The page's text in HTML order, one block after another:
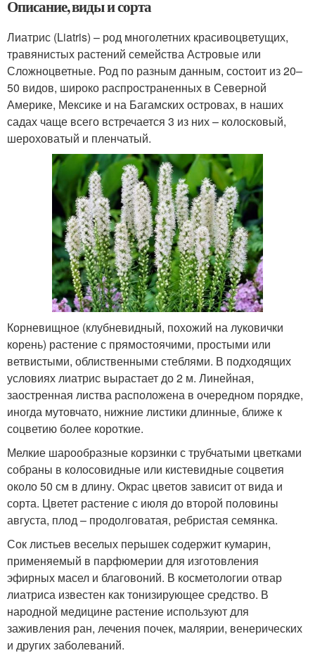
Описание, виды и сорта
Лиатрис (Liatris) – род многолетних красивоцветущих,
травянистых растений семейства Астровые или
Сложноцветные. Род по разным данным, состоит из 20–
50 видов, широко распространенных в Северной
Америке, Мексике и на Багамских островах, в наших
садах чаще всего встречается 3 из них – колосковый,
шероховатый и пленчатый.
Корневищное (клубневидный, похожий на луковички
корень) растение с прямостоячими, простыми или
ветвистыми, облиственными стеблями. В подходящих
условиях лиатрис вырастает до 2 м. Линейная,
заостренная листва расположена в очередном порядке,
иногда мутовчато, нижние листики длинные, ближе к
соцветию более короткие.
Мелкие шарообразные корзинки с трубчатыми цветками
собраны в колосовидные или кистевидные соцветия
около 50 см в длину. Окрас цветов зависит от вида и
сорта. Цветет растение с июля до второй половины
августа, плод – продолговатая, ребристая семянка.
Сок листьев веселых перышек содержит кумарин,
применяемый в парфюмерии для изготовления
эфирных масел и благовоний. В косметологии отвар
лиатриса известен как тонизирующее средство. В
народной медицине растение используют для
заживления ран, лечения почек, малярии, венерических
и других заболеваний.